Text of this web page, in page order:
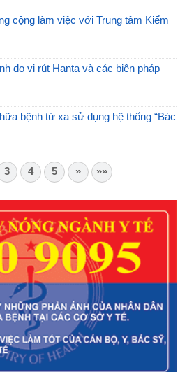
cộng làm việc với Trung tâm Kiểm
do vi rút Hanta và các biện pháp
bệnh từ xa sử dụng hệ thống “Bác
3 4 5 » »»